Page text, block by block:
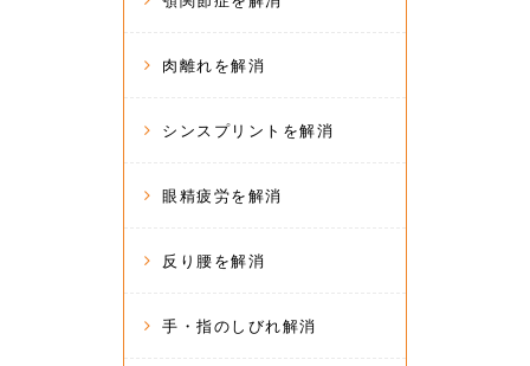
肉離れを解消
シンスプリントを解消
眼精疲労を解消
反り腰を解消
手・指のしびれ解消